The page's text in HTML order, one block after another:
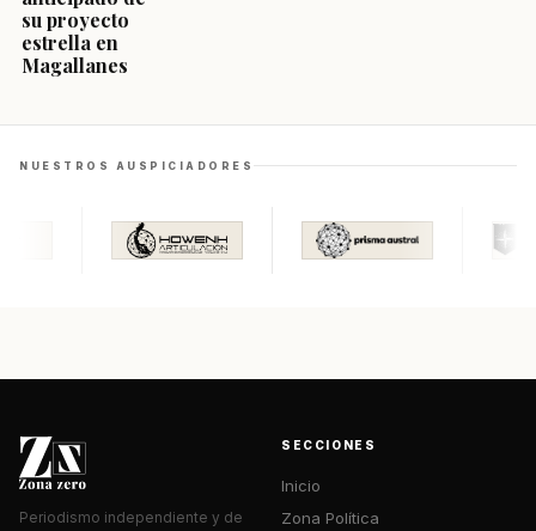
su proyecto
estrella en
Magallanes
NUESTROS AUSPICIADORES
Periodismo independiente y de
SECCIONES
Inicio
Zona Política